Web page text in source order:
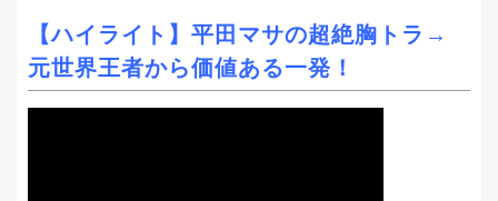
【ハイライト】平田マサの超絶胸トラ→
元世界王者から価値ある一発！